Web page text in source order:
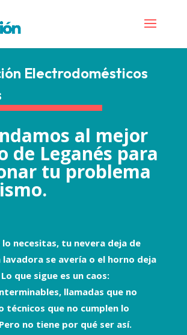
Electrodomésticos
al mejor
de Leganés para
tu problema
lo necesitas, tu nevera deja de
lavadora se avería o el horno deja
que sigue es un caos:
llamadas que no
técnicos que no cumplen lo
no tiene por qué ser así.